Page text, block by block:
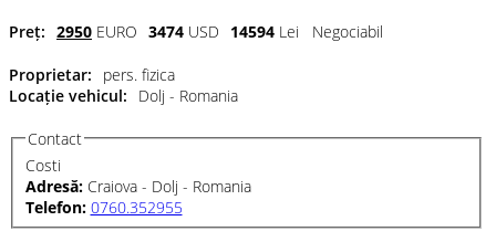
Preț: 2950 EURO 3474 USD 14594 Lei Negociabil
Proprietar:
pers. fizica
Locație vehicul:
Dolj - Romania
Contact
Costi
Adresă:Craiova - Dolj - Romania
Telefon: 0760.352955